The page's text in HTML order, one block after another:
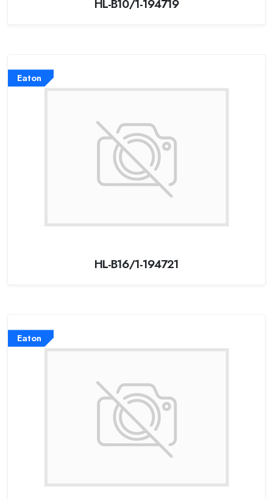
HL-B10/1-194719
Eaton
HL-B16/1-194721
Eaton